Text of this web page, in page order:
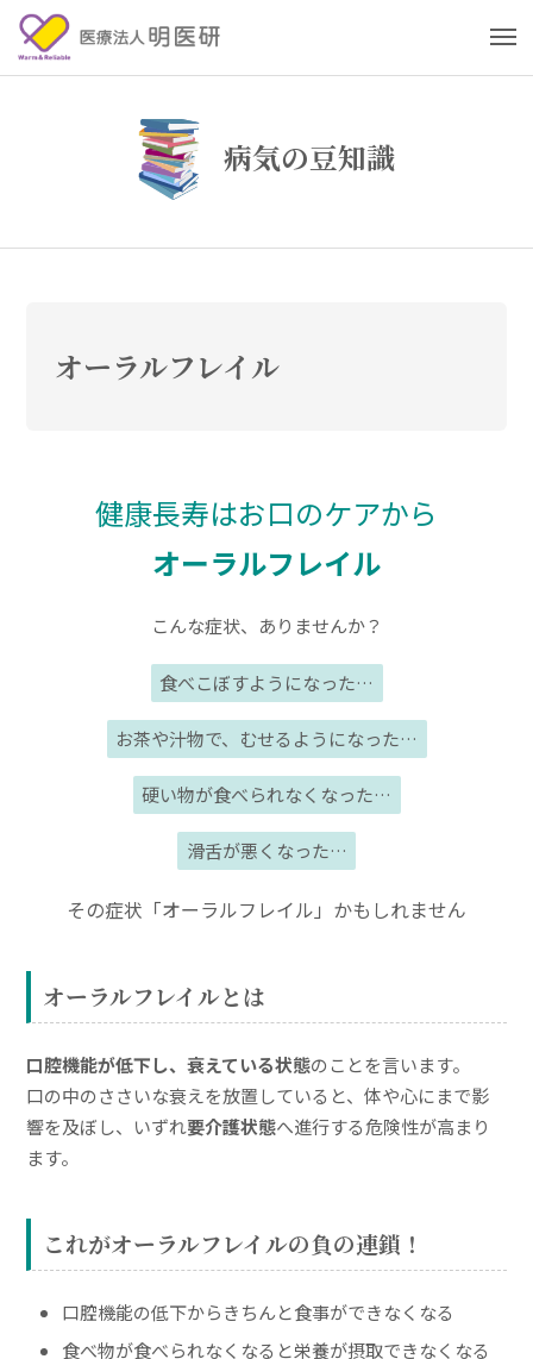
病気の豆知識
オーラルフレイル
健康長寿はお口のケアから
オーラルフレイル
こんな症状、ありませんか？
食べこぼすようになった…
お茶や汁物で、むせるようになった…
硬い物が食べられなくなった…
滑舌が悪くなった…
その症状「オーラルフレイル」かもしれません
オーラルフレイルとは
口腔機能が低下し、衰えている状態のことを言います。
口の中のささいな衰えを放置していると、体や心にまで影
響を及ぼし、いずれ要介護状態へ進行する危険性が高まり
ます。
これがオーラルフレイルの負の連鎖！
口腔機能の低下からきちんと食事ができなくなる
食べ物が食べられなくなると栄養が摂取できなくなる